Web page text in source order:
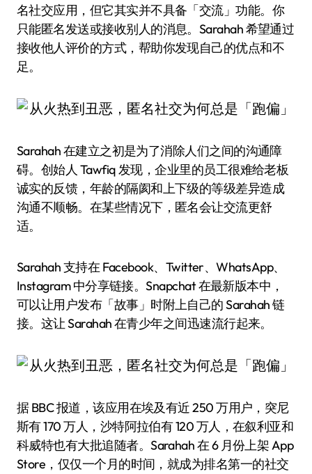
名社交应用，但它其实并不具备「交流」功能。你
只能匿名发送或接收别人的消息。Sarahah 希望通过
接收他人评价的方式，帮助你发现自己的优点和不
足。
Sarahah 在建立之初是为了消除人们之间的沟通障
碍。创始人 Tawfiq 发现，企业里的员工很难给老板
诚实的反馈，年龄的隔阂和上下级的等级差异造成
沟通不顺畅。在某些情况下，匿名会让交流更舒
适。
Sarahah 支持在 Facebook、Twitter、WhatsApp、
Instagram 中分享链接。Snapchat 在最新版本中，
可以让用户发布「故事」时附上自己的 Sarahah 链
接。这让 Sarahah 在青少年之间迅速流行起来。
据 BBC 报道，该应用在埃及有近 250 万用户，突尼
斯有 170 万人，沙特阿拉伯有 120 万人，在叙利亚和
科威特也有大批追随者。Sarahah 在 6 月份上架 App
Store，仅仅一个月的时间，就成为排名第一的社交